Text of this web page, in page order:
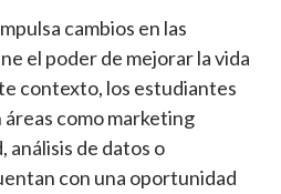
cambios en las
el poder de mejorar la vida
contexto, los estudiantes
áreas como marketing
análisis de datos o
con una oportunidad